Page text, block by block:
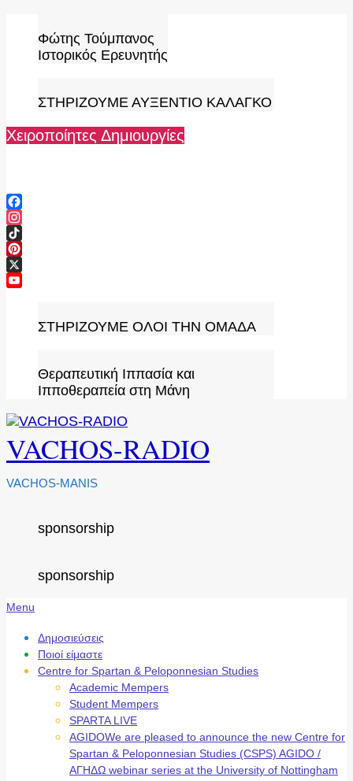
content
Φώτης Τούμπανος
Ιστορικός Ερευνητής
ΣΤΗΡΙΖΟΥΜΕ ΑΥΞΕΝΤΙΟ ΚΑΛΑΓΚΟ
Χειροποίητες Δημιουργίες
Facebook
Instagram
TikTok
Pinterest
X
ΣΤΗΡΙΖΟΥΜΕ ΟΛΟΙ ΤΗΝ ΟΜΑΔΑ
Θεραπευτική Ιππασία και
Ιπποθεραπεία στη Μάνη
VACHOS-RADIO
VACHOS-MANIS
sponsorship
sponsorship
Secondary
Menu
Menu
Δημοσιεύσεις
Ποιοί είμαστε
Centre for Spartan & Peloponnesian Studies
Academic Mempers
Student Mempers
SPARTA LIVE
AGIDOWe are pleased to announce the new Centre for
Spartan & Peloponnesian Studies (CSPS) AGIDO /
ΑΓΗΔΩ webinar series at the University of Nottingham